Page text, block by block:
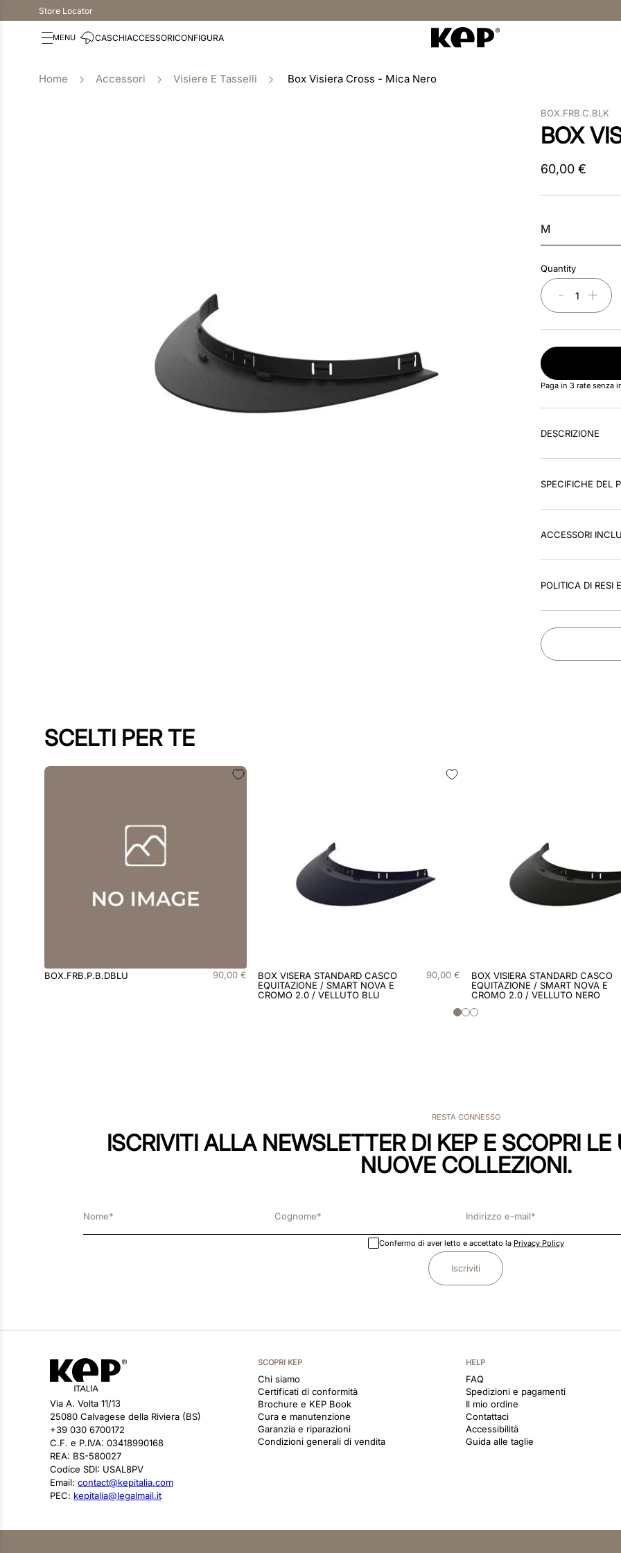
Store Locator
CASCHIACCESSORICONFIGURA
Accessori Visiere E Tasselli Box Visiera Cross - Mica Nero
BOX.FRB.C.BLK
BOX
60,00 €
M
Quantity
＋
－
Paga in 3 rate senza
DESCRIZIONE
SPECIFICHE DEL
ACCESSORI
POLITICA DI RESI
SCELTI PER TE
BOX.FRB.P.B.DBLU 90,00 €
BOX VISERA STANDARD CASCO
EQUITAZIONE / SMART NOVA E
CROMO 2.0 / VELLUTO BLU
90,00 €
BOX VISIERA STANDARD CASCO
EQUITAZIONE / SMART NOVA E
CROMO 2.0 / VELLUTO NERO
RESTA CONNESSO
ISCRIVITI ALLA NEWSLETTER DI KEP E SCOPRI
NUOVE COLLEZIONI.
Confermo di aver letto e accettato la Privacy Policy
Iscriviti
Via A. Volta 11/13
25080 Calvagese della Riviera (BS)
+39 030 6700172
C.F. e P.IVA: 03418990168
REA: BS-580027
Codice SDI: USAL8PV
Email: contact@kepitalia.com
PEC: kepitalia@legalmail.it
SCOPRI KEP
Chi siamo
Certificati di conformità
Brochure e KEP Book
Cura e manutenzione
Garanzia e riparazioni
Condizioni generali di vendita
HELP
FAQ
Spedizioni e pagamenti
Il mio ordine
Contattaci
Accessibilità
Guida alle taglie